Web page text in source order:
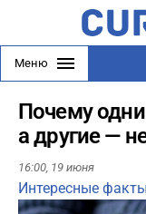
Меню
Почему
а другие —
16:00, 19 июня
Интересные факты